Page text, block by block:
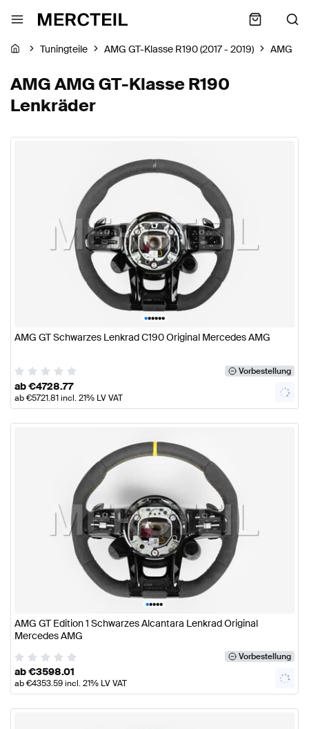
Tuningteile AMG GT-Klasse R190 (2017 - 2019) AMG
AMG AMG GT-Klasse R190
Lenkräder
••••••
AMG GT Schwarzes Lenkrad C190 Original Mercedes AMG
Vorbestellung
ab€4728.77
ab€5721.81incl. 21% LV VAT
•••••
AMG GT Edition 1 Schwarzes Alcantara Lenkrad Original
Mercedes AMG
Vorbestellung
ab€3598.01
ab€4353.59incl. 21% LV VAT